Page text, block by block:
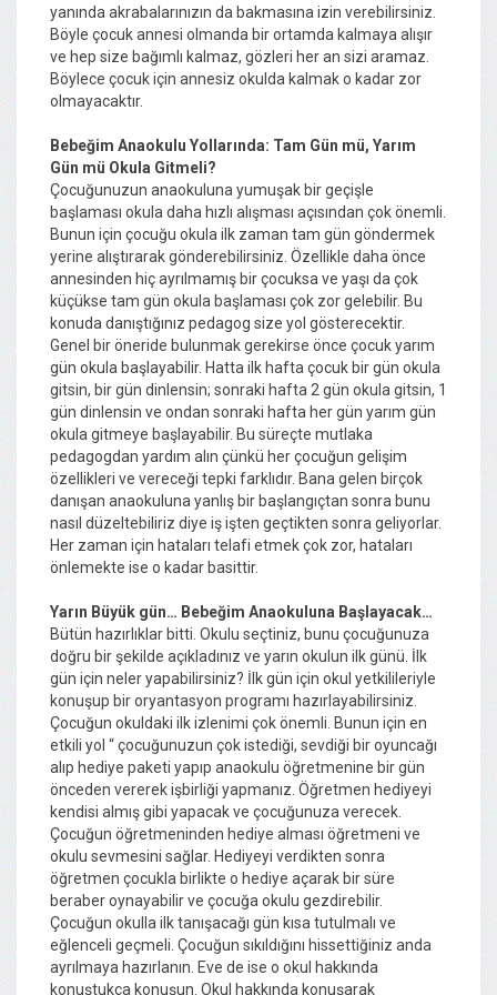
yanında akrabalarınızın da bakmasına izin verebilirsiniz.
Böyle çocuk annesi olmanda bir ortamda kalmaya alışır
ve hep size bağımlı kalmaz, gözleri her an sizi aramaz.
Böylece çocuk için annesiz okulda kalmak o kadar zor
olmayacaktır.
Bebeğim Anaokulu Yollarında: Tam Gün mü, Yarım
Gün mü Okula Gitmeli?
Çocuğunuzun anaokuluna yumuşak bir geçişle
başlaması okula daha hızlı alışması açısından çok önemli.
Bunun için çocuğu okula ilk zaman tam gün göndermek
yerine alıştırarak gönderebilirsiniz. Özellikle daha önce
annesinden hiç ayrılmamış bir çocuksa ve yaşı da çok
küçükse tam gün okula başlaması çok zor gelebilir. Bu
konuda danıştığınız pedagog size yol gösterecektir.
Genel bir öneride bulunmak gerekirse önce çocuk yarım
gün okula başlayabilir. Hatta ilk hafta çocuk bir gün okula
gitsin, bir gün dinlensin; sonraki hafta 2 gün okula gitsin, 1
gün dinlensin ve ondan sonraki hafta her gün yarım gün
okula gitmeye başlayabilir. Bu süreçte mutlaka
pedagogdan yardım alın çünkü her çocuğun gelişim
özellikleri ve vereceği tepki farklıdır. Bana gelen birçok
danışan anaokuluna yanlış bir başlangıçtan sonra bunu
nasıl düzeltebiliriz diye iş işten geçtikten sonra geliyorlar.
Her zaman için hataları telafi etmek çok zor, hataları
önlemekte ise o kadar basittir.
Yarın Büyük gün… Bebeğim Anaokuluna Başlayacak…
Bütün hazırlıklar bitti. Okulu seçtiniz, bunu çocuğunuza
doğru bir şekilde açıkladınız ve yarın okulun ilk günü. İlk
gün için neler yapabilirsiniz? İlk gün için okul yetkilileriyle
konuşup bir oryantasyon programı hazırlayabilirsiniz.
Çocuğun okuldaki ilk izlenimi çok önemli. Bunun için en
etkili yol “ çocuğunuzun çok istediği, sevdiği bir oyuncağı
alıp hediye paketi yapıp anaokulu öğretmenine bir gün
önceden vererek işbirliği yapmanız. Öğretmen hediyeyi
kendisi almış gibi yapacak ve çocuğunuza verecek.
Çocuğun öğretmeninden hediye alması öğretmeni ve
okulu sevmesini sağlar. Hediyeyi verdikten sonra
öğretmen çocukla birlikte o hediye açarak bir süre
beraber oynayabilir ve çocuğa okulu gezdirebilir.
Çocuğun okulla ilk tanışacağı gün kısa tutulmalı ve
eğlenceli geçmeli. Çocuğun sıkıldığını hissettiğiniz anda
ayrılmaya hazırlanın. Eve de ise o okul hakkında
konuştukça konuşun. Okul hakkında konuşarak